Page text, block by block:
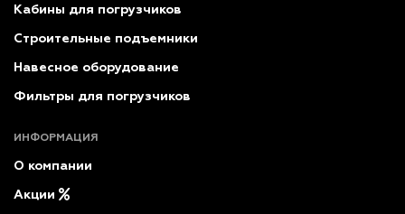
Кабины для погрузчиков
Строительные подъемники
Навесное оборудование
Фильтры для погрузчиков
ИНФОРМАЦИЯ
О компании
Акции